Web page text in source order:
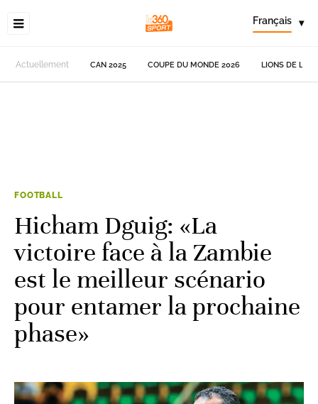
Français ▾
Actuellement CAN 2025 COUPE DU MONDE 2026 LIONS DE
FOOTBALL
Hicham Dguig: «La
victoire face à la Zambie
est le meilleur scénario
pour entamer la prochaine
phase»